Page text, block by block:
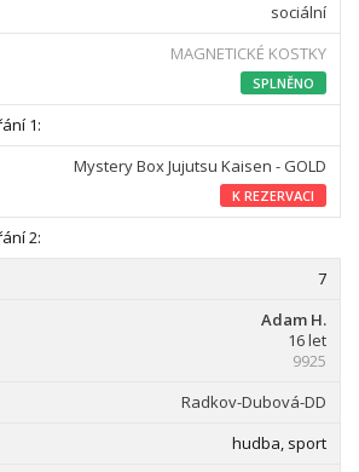
sociální
MAGNETICKÉ KOSTKY
SPLNĚNO
Mystery Box Jujutsu Kaisen - GOLD
K REZERVACI
7
Adam H.
16 let
9925
Radkov-Dubová-DD
hudba, sport